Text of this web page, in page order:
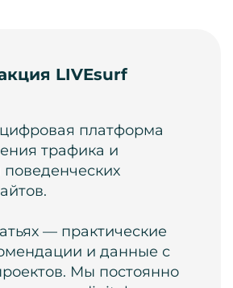
LIVEsurf
платформа
трафика и
— практические
и данные с
Мы постоянно